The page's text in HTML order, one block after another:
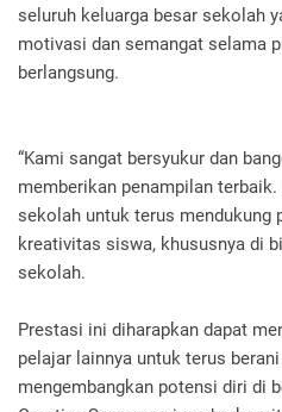
seluruh keluarga besar sekolah
motivasi dan semangat selama
berlangsung.
“Kami sangat bersyukur dan
memberikan penampilan
sekolah untuk terus mendukung
kreativitas siswa, khususnya di
sekolah.
Prestasi ini diharapkan dapat
pelajar lainnya untuk terus
mengembangkan potensi diri di